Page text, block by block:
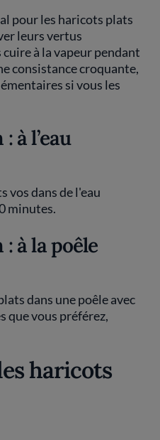
pour les haricots plats
leurs vertus
à la vapeur pendant
consistance croquante,
si vous les
à l’eau
vos dans de l'eau
minutes.
à la poêle
dans une poêle avec
que vous préférez,
haricots